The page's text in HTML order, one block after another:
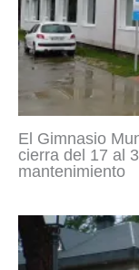
El Gimnasio
cierra del 17 al
mantenimiento